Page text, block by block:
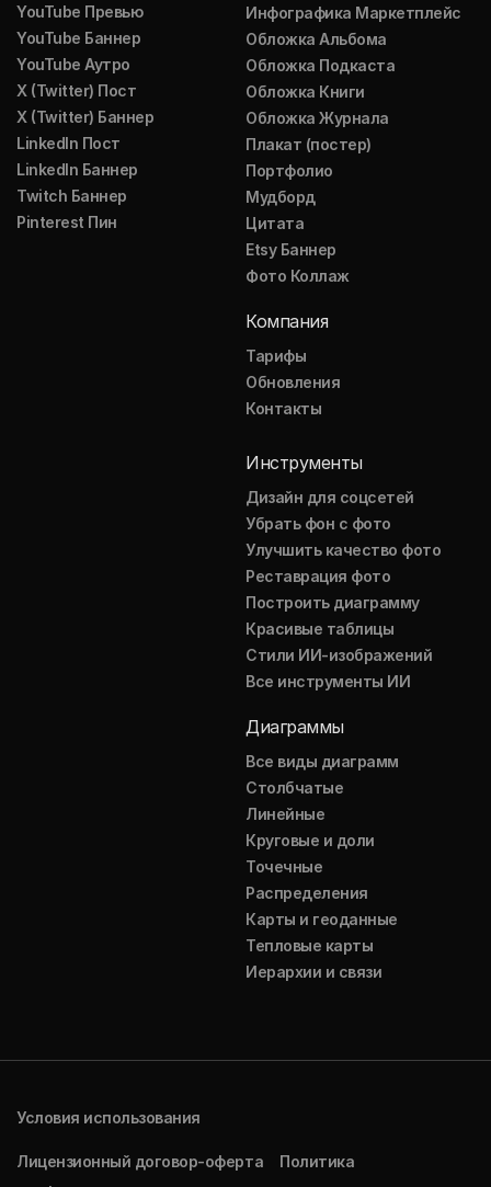
YouTube Превью
YouTube Баннер
YouTube Аутро
X (Twitter) Пост
X (Twitter) Баннер
LinkedIn Пост
LinkedIn Баннер
Twitch Баннер
Pinterest Пин
Инфографика Маркетплейс
Обложка Альбома
Обложка Подкаста
Обложка Книги
Обложка Журнала
Плакат (постер)
Портфолио
Мудборд
Цитата
Etsy Баннер
Фото Коллаж
Компания
Тарифы
Обновления
Контакты
Инструменты
Дизайн для соцсетей
Убрать фон с фото
Улучшить качество фото
Реставрация фото
Построить диаграмму
Красивые таблицы
Стили ИИ-изображений
Все инструменты ИИ
Диаграммы
Все виды диаграмм
Столбчатые
Линейные
Круговые и доли
Точечные
Распределения
Карты и геоданные
Тепловые карты
Иерархии и связи
Условия использования
Лицензионный договор-оферта
Политика